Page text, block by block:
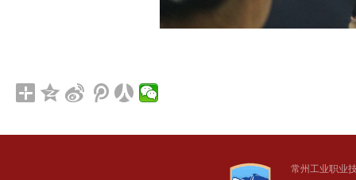
常州工业职业